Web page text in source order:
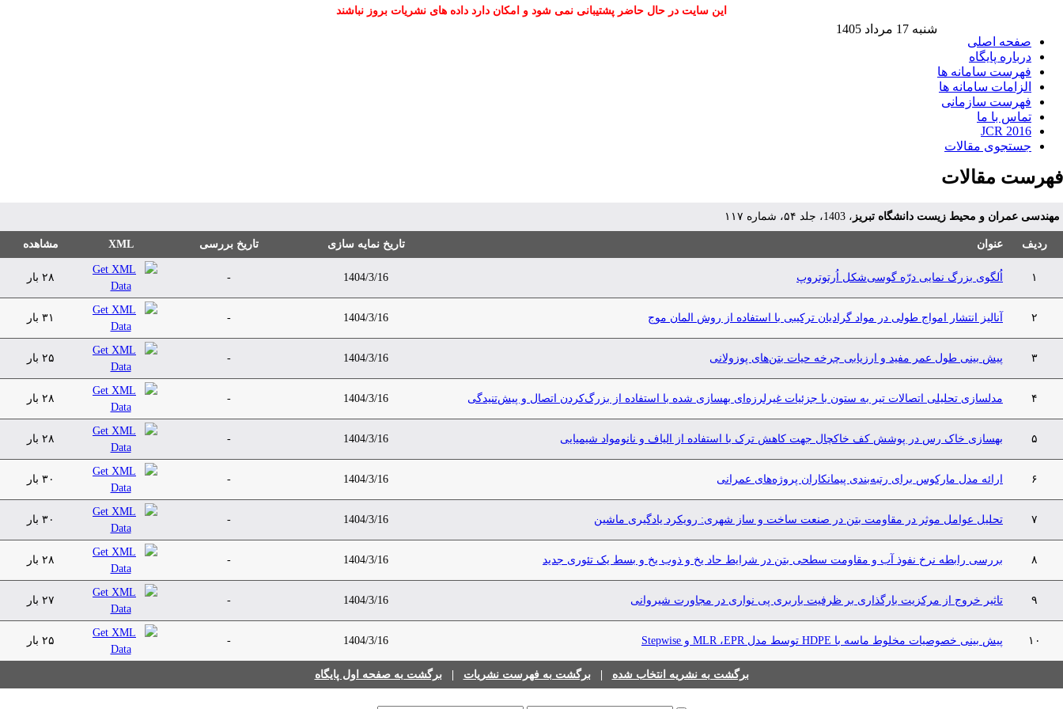
این سایت در حال حاضر پشتیبانی نمی شود و امکان دارد داده های نشریات بروز نباشند
صفحه اصلی
درباره پایگاه
فهرست سامانه ها
الزامات سامانه ها
فهرست سازمانی
تماس با ما
JCR 2016
جستجوی مقالات
شنبه 17 مرداد 1405
فهرست مقالات
مهندسی عمران و محیط زیست دانشگاه تبریز ، 1403، جلد ۵۴، شماره ۱۱۷
ردیف عنوان تاریخ نمایه سازی تاریخ بررسی XML مشاهده
۱ اُلگوی بزرگ نمایی درّه‌ گوسی‌شکل اُرتوتروپ 1404/3/16
- ۲۸ بار
۲ آنالیز انتشار امواج طولی در مواد گرادیان ترکیبی با استفاده از روش المان موج 1404/3/16
- ۳۱ بار
۳ پیش بینی طول عمر مفید و ارزیابی چرخه حیات بتن‌های پوزولانی 1404/3/16
- ۲۵ بار
۴ مدلسازی تحلیلی اتصالات تیر به ستون با جزئیات غیرلرزه‌ای بهسازی شده با استفاده از بزرگ‌کردن اتصال و پیش‌تنیدگی 1404/3/16
- ۲۸ بار
۵ بهسازی خاک رس در پوشش کف خاکچال جهت کاهش ترک با استفاده از الیاف و نانومواد شیمیایی 1404/3/16
- ۲۸ بار
۶ ارائه مدل مارکوس برای رتبه‌بندی پیمانکاران پروژه‌های عمرانی 1404/3/16
- ۳۰ بار
۷ تحلیل عوامل موثر در مقاومت بتن در صنعت ساخت و ساز شهری: رویکرد یادگیری ماشین 1404/3/16
- ۳۰ بار
۸ بررسی رابطه نرخ نفوذ آب و مقاومت سطحی بتن در شرایط حاد یخ و ذوب یخ و بسط یک تئوری جدید 1404/3/16
- ۲۸ بار
۹ تاثیر خروج از مرکزیت بارگذاری بر ظرفیت باربری پی نواری در مجاورت شیروانی 1404/3/16
- ۲۷ بار
۱۰ پیش بینی خصوصیات مخلوط ماسه با HDPE توسط مدل MLR ،EPR و Stepwise 1404/3/16
- ۲۵ بار
برگشت به نشریه انتخاب شده |برگشت به فهرست نشریات |برگشت به صفحه اول پایگاه